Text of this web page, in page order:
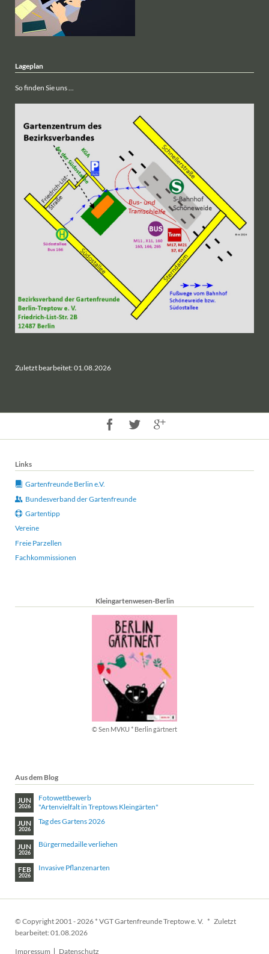
Lageplan
So finden Sie uns ...
Zuletzt bearbeitet: 01.08.2026
Links
Gartenfreunde Berlin e.V.
Bundesverband der Gartenfreunde
Gartentipp
Vereine
Freie Parzellen
Fachkommissionen
Kleingartenwesen-Berlin
© Sen MVKU * Berlin gärtnert
Aus dem Blog
JUN
2026
Fotowettbewerb
"Artenvielfalt in Treptows Kleingärten"
JUN
2026
Tag des Gartens 2026
JUN
2026
Bürgermedaille verliehen
FEB
2026
Invasive Pflanzenarten
© Copyright 2001 - 2026 * VGT Gartenfreunde Treptow e. V. * Zuletzt
bearbeitet: 01.08.2026
Navigation
Impressum Datenschutz